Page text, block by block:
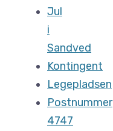
Jul
i
Sandved
Kontingent
Legepladsen
Postnummer
4747